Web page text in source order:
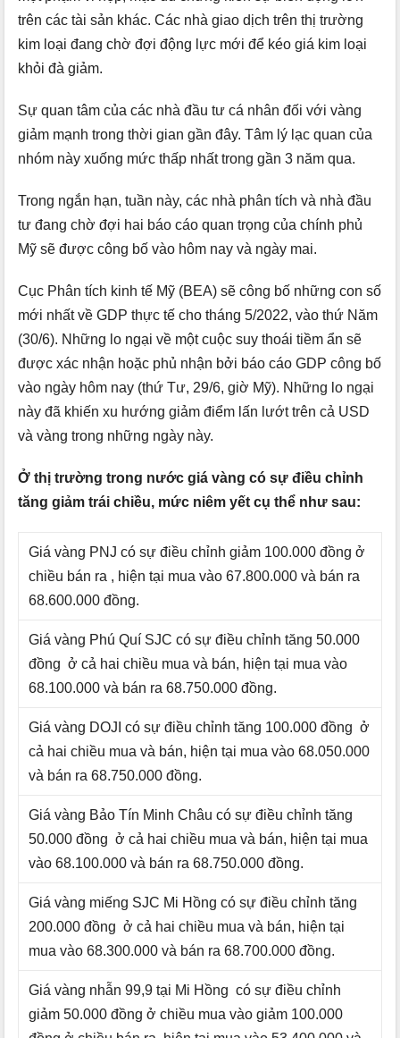
trên các tài sản khác. Các nhà giao dịch trên thị trường
kim loại đang chờ đợi động lực mới để kéo giá kim loại
khỏi đà giảm.
Sự quan tâm của các nhà đầu tư cá nhân đối với vàng
giảm mạnh trong thời gian gần đây. Tâm lý lạc quan của
nhóm này xuống mức thấp nhất trong gần 3 năm qua.
Trong ngắn hạn, tuần này, các nhà phân tích và nhà đầu
tư đang chờ đợi hai báo cáo quan trọng của chính phủ
Mỹ sẽ được công bố vào hôm nay và ngày mai.
Cục Phân tích kinh tế Mỹ (BEA) sẽ công bố những con số
mới nhất về GDP thực tế cho tháng 5/2022, vào thứ Năm
(30/6). Những lo ngại về một cuộc suy thoái tiềm ẩn sẽ
được xác nhận hoặc phủ nhận bởi báo cáo GDP công bố
vào ngày hôm nay (thứ Tư, 29/6, giờ Mỹ). Những lo ngại
này đã khiến xu hướng giảm điểm lấn lướt trên cả USD
và vàng trong những ngày này.
Ở thị trường trong nước giá vàng có sự điều chỉnh
tăng giảm trái chiều, mức niêm yết cụ thể như sau:
Giá vàng PNJ có sự điều chỉnh giảm 100.000 đồng ở
chiều bán ra , hiện tại mua vào 67.800.000 và bán ra
68.600.000 đồng.
Giá vàng Phú Quí SJC có sự điều chỉnh tăng 50.000
đồng ở cả hai chiều mua và bán, hiện tại mua vào
68.100.000 và bán ra 68.750.000 đồng.
Giá vàng DOJI có sự điều chỉnh tăng 100.000 đồng ở
cả hai chiều mua và bán, hiện tại mua vào 68.050.000
và bán ra 68.750.000 đồng.
Giá vàng Bảo Tín Minh Châu có sự điều chỉnh tăng
50.000 đồng ở cả hai chiều mua và bán, hiện tại mua
vào 68.100.000 và bán ra 68.750.000 đồng.
Giá vàng miếng SJC Mi Hồng có sự điều chỉnh tăng
200.000 đồng ở cả hai chiều mua và bán, hiện tại
mua vào 68.300.000 và bán ra 68.700.000 đồng.
Giá vàng nhẫn 99,9 tại Mi Hồng có sự điều chỉnh
giảm 50.000 đồng ở chiều mua vào giảm 100.000